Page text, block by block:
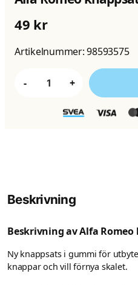
49 kr
Artikelnummer:98593575
- +
Beskrivning
Beskrivning av Alfa
Ny knappsats i gummi för
knappar och vill förnya skalet.